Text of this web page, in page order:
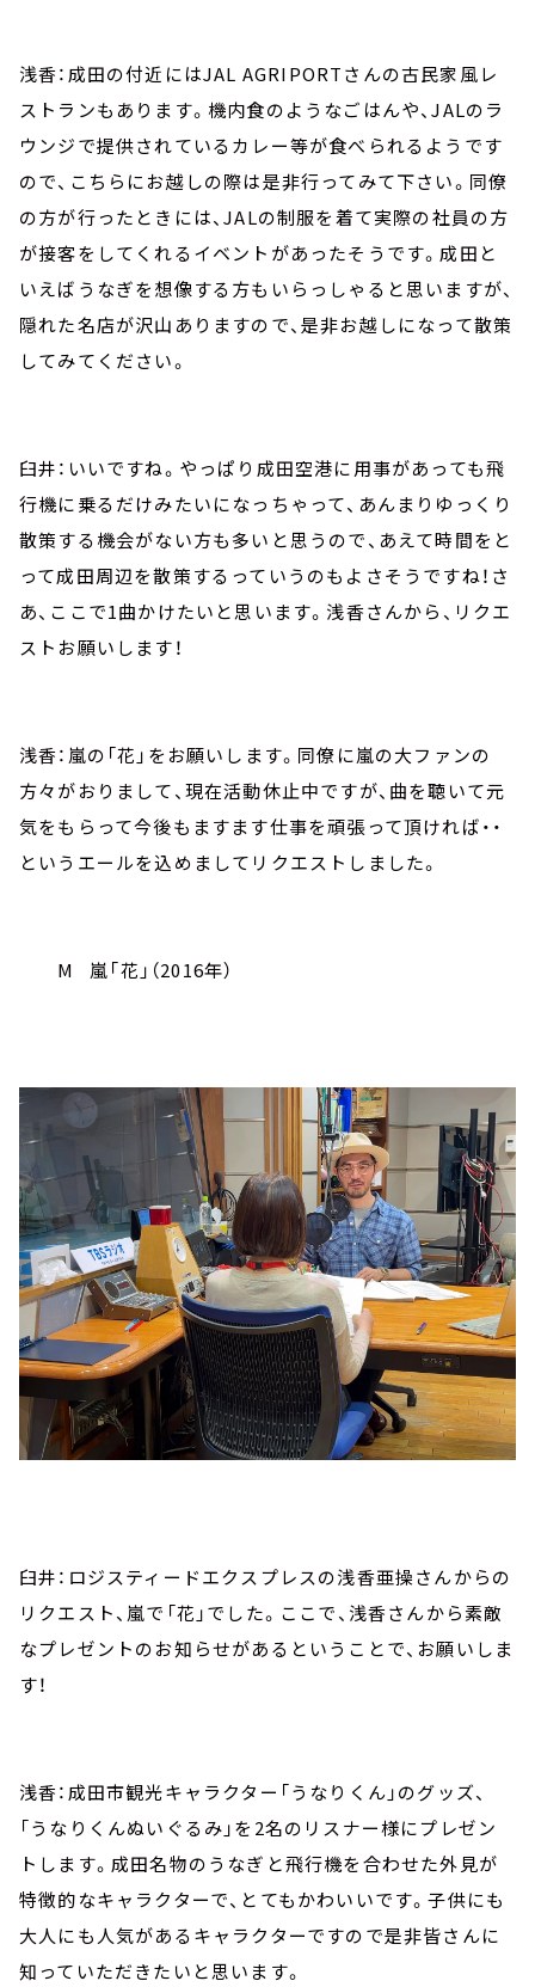
浅香：成田の付近にはJAL AGRIPORTさんの古民家風レ
ストランもあります。機内食のようなごはんや、JALのラ
ウンジで提供されているカレー等が食べられるようです
ので、こちらにお越しの際は是非行ってみて下さい。同僚
の方が行ったときには、JALの制服を着て実際の社員の方
が接客をしてくれるイベントがあったそうです。成田と
いえばうなぎを想像する方もいらっしゃると思いますが、
隠れた名店が沢山ありますので、是非お越しになって散策
してみてください。
臼井：いいですね。やっぱり成田空港に用事があっても飛
行機に乗るだけみたいになっちゃって、あんまりゆっくり
散策する機会がない方も多いと思うので、あえて時間をと
って成田周辺を散策するっていうのもよさそうですね！さ
あ、ここで1曲かけたいと思います。浅香さんから、リクエ
ストお願いします！
浅香：嵐の「花」をお願いします。同僚に嵐の大ファンの
方々がおりまして、現在活動休止中ですが、曲を聴いて元
気をもらって今後もますます仕事を頑張って頂ければ・・
というエールを込めましてリクエストしました。
M 嵐「花」（2016年）
臼井：ロジスティードエクスプレスの浅香亜操さんからの
リクエスト、嵐で「花」でした。ここで、浅香さんから素敵
なプレゼントのお知らせがあるということで、お願いしま
す！
浅香：成田市観光キャラクター「うなりくん」のグッズ、
「うなりくんぬいぐるみ」を2名のリスナー様にプレゼン
トします。成田名物のうなぎと飛行機を合わせた外見が
特徴的なキャラクターで、とてもかわいいです。子供にも
大人にも人気があるキャラクターですので是非皆さんに
知っていただきたいと思います。